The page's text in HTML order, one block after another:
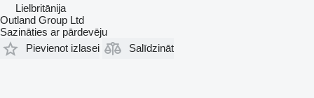
Lielbritānija
Outland Group Ltd
Sazināties ar pārdevēju
Pievienot izlasei
Salīdzināt